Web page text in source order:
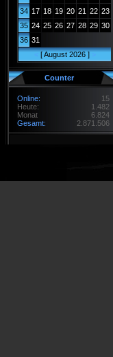
34 17 18 19 20 21 22 23
35 24 25 26 27 28 29 30
36 31
<[ August 2026 ] >
Counter
Online:
15
Heute:
1.482
Monat
6.824
Gesamt:
2.871.506